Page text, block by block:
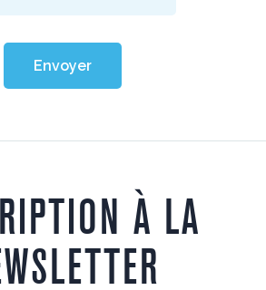
Envoyer
À LA